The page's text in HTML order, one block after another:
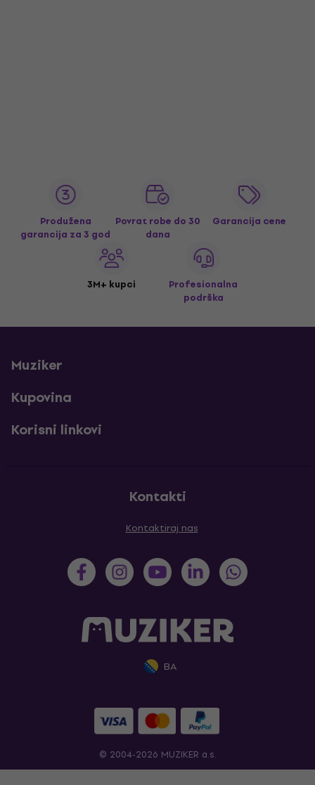
Produžena
garancija za 3 god
Povrat robe do 30
dana
Garancija cene
3M+ kupci
Profesionalna
podrška
Muziker
Kupovina
Korisni linkovi
Kontakti
Kontaktiraj nas
BA
© 2004-2026 MUZIKER a.s.